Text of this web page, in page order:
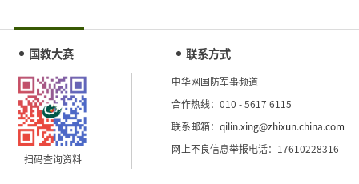
国教大赛
扫码查询资料
联系方式
中华网国防军事频道
合作热线：010 - 5617 6115
联系邮箱：qilin.xing@zhixun.china.com
网上不良信息举报电话：17610228316